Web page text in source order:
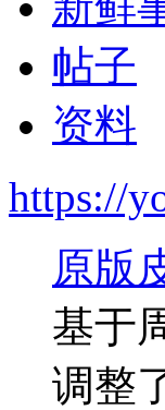
帖子
资料
https://
原版
基于
调整